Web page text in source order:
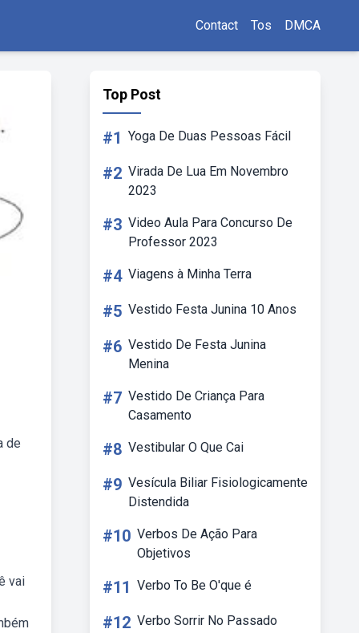
Contact Tos DMCA
de
vai
Top Post
#1 Yoga De Duas Pessoas Fácil
#2 Virada De Lua Em Novembro
2023
#3 Video Aula Para Concurso De
Professor 2023
#4 Viagens à Minha Terra
#5 Vestido Festa Junina 10 Anos
#6 Vestido De Festa Junina
Menina
#7 Vestido De Criança Para
Casamento
#8 Vestibular O Que Cai
#9 Vesícula Biliar Fisiologicamente
Distendida
#10 Verbos De Ação Para
Objetivos
#11 Verbo To Be O'que é
#12 Verbo Sorrir No Passado